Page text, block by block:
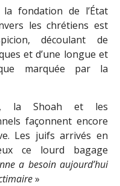
fondation de l’État
les chrétiens est
découlant de
et d’une longue et
marquée par la
la Shoah et les
façonnent encore
Les juifs arrivés en
ce lourd bagage
a besoin aujourd’hui
»